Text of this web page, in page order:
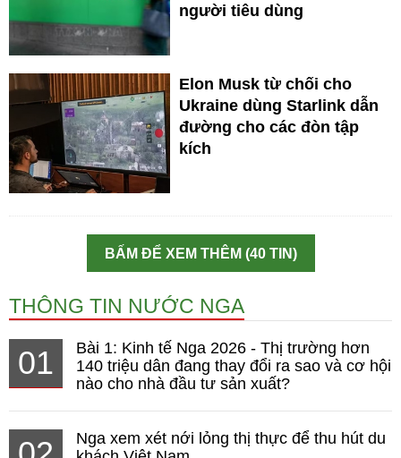
người tiêu dùng
Elon Musk từ chối cho
Ukraine dùng Starlink dẫn
đường cho các đòn tập
kích
BẤM ĐỂ XEM THÊM (40 TIN)
THÔNG TIN NƯỚC NGA
01
Bài 1: Kinh tế Nga 2026 - Thị trường hơn
140 triệu dân đang thay đổi ra sao và cơ hội
nào cho nhà đầu tư sản xuất?
Nga xem xét nới lỏng thị thực để thu hút du